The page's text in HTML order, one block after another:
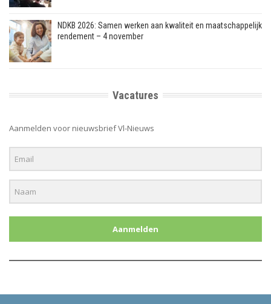
NDKB 2026: Samen werken aan kwaliteit en maatschappelijk
rendement – 4 november
Vacatures
Aanmelden voor nieuwsbrief Vl-Nieuws
Aanmelden